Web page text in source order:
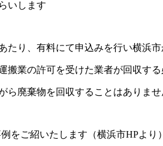
いします
り、有料にて申込みを行い横浜
業の許可を受けた業者が回収す
ら廃棄物を回収することはありま
をご紹いたします（横浜市HPより）